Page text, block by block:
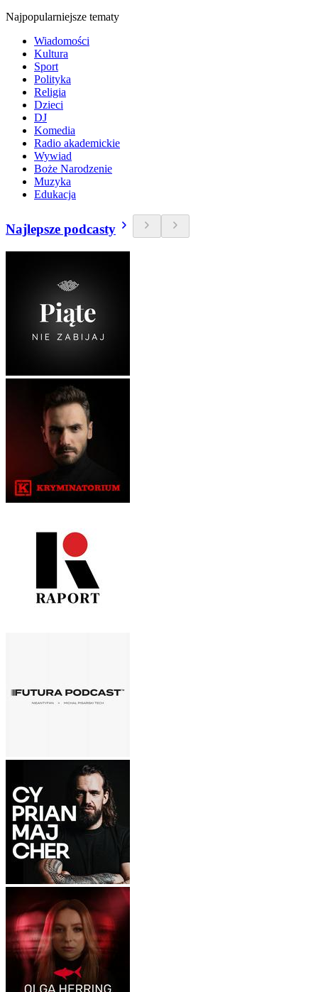
Najpopularniejsze tematy
Wiadomości
Kultura
Sport
Polityka
Religia
Dzieci
DJ
Komedia
Radio akademickie
Wywiad
Boże Narodzenie
Muzyka
Edukacja
Najlepsze podcasty